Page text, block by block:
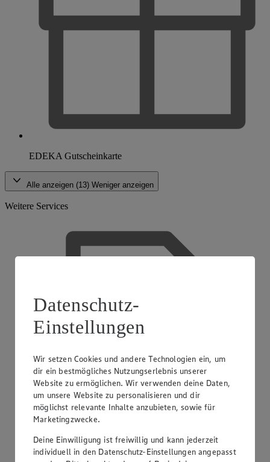
EDEKA Gutscheinkarte
Alle anzeigen (13) Weniger anzeigen
Weitere Services
Datenschutz-
Einstellungen
Wir setzen Cookies und andere Technologien ein, um
dir ein bestmögliches Nutzungserlebnis unserer
Website zu ermöglichen. Wir verwenden deine Daten,
um unsere Website zu personalisieren und dir
möglichst relevante Inhalte anzubieten, sowie für
Marketingzwecke.
Deine Einwilligung ist freiwillig und kann jederzeit
individuell in den Datenschutz-Einstellungen angepasst